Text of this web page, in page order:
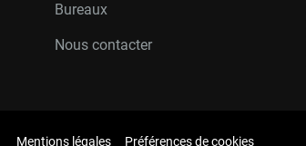
Bureaux
Nous contacter
Mentions légales Préférences de cookies